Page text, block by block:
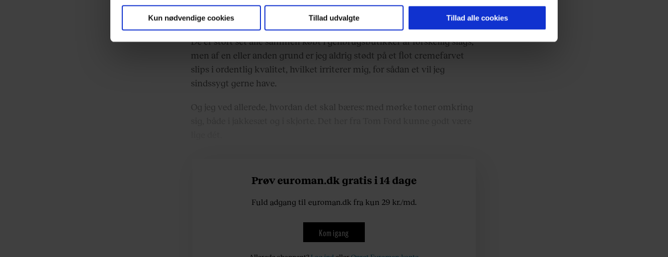
markedsføring, så vi kan optimere vores reklametiltag på sociale medier og til at vise dig funktioner i forbindelse med
Du kan til enhver tid trække dit samtykke tilbage via linket, du finder i vores cookiepolitik. Du kan læse mere om vores
brug af cookies, samarbejdspartnere og behandling af dine personoplysninger i forbindelse hermed i både
privatlivspolitikogcookiepolitik.
Kun nødvendige cookies Tillad udvalgte Tillad alle cookies
udi knuder og proportioner (kodeordet er: four-in-hand) – er kommet i
besiddelse af en fin mængde gode slips.
De er stort set alle sammen købt i genbrugsbutikker af forskellig slags,
men af en eller anden grund er jeg aldrig stødt på et flot cremefarvet
slips i ordentlig kvalitet, hvilket irriterer mig, for sådan et vil jeg
sindssygt gerne have.
Og jeg ved allerede, hvordan det skal bæres: med mørke toner omkring
Prøv euroman.dk gratis i 14 dage
Fuld adgang til euroman.dk fra kun 29 kr./md.
Kom igang